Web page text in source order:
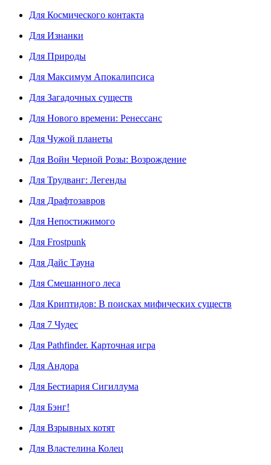
Для Космического контакта
Для Изнанки
Для Природы
Для Максимум Апокалипсиса
Для Загадочных существ
Для Нового времени: Ренессанс
Для Чужой планеты
Для Войн Черной Розы: Возрождение
Для Трудванг: Легенды
Для Драфтозавров
Для Непостижимого
Для Frostpunk
Для Дайс Тауна
Для Смешанного леса
Для Криптидов: В поисках мифических существ
Для 7 Чудес
Для Pathfinder. Карточная игра
Для Андора
Для Бестиария Сигиллума
Для Бэнг!
Для Взрывных котят
Для Властелина Колец